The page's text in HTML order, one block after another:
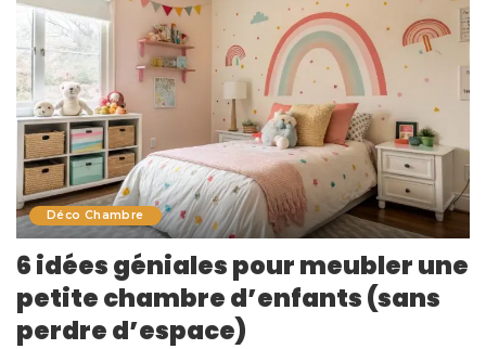
Déco Chambre
6 idées géniales pour meubler une
petite chambre d’enfants (sans
perdre d’espace)